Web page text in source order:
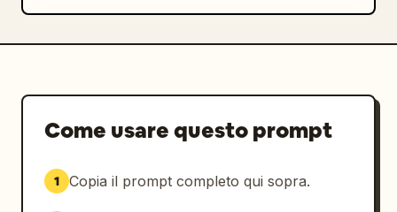
Come usare questo prompt
1 Copia il prompt completo qui sopra.